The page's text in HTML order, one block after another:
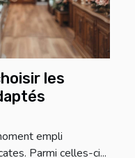
les
empli
Parmi celles-ci...